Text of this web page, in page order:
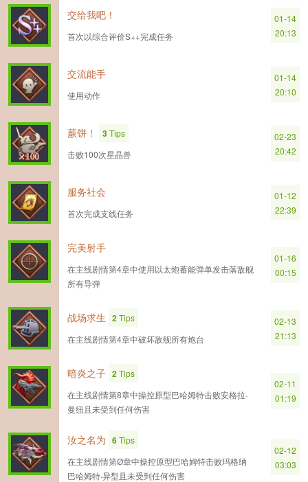
交给我吧！
首次以综合评价S++完成任务
01-14
20:13
交流能手
使用动作
01-14
20:10
蕨饼！ 3Tips
击败100次星晶兽
02-23
20:42
服务社会
首次完成支线任务
01-12
22:39
完美射手
在主线剧情第4章中使用以太炮蓄能弹单发击落敌舰
所有导弹
01-16
00:15
战场求生 2Tips
在主线剧情第4章中破坏敌舰所有炮台
02-13
21:13
暗炎之子 2Tips
在主线剧情第8章中操控原型巴哈姆特击败安格拉·
曼纽且未受到任何伤害
02-11
01:19
汝之名为 6Tips
在主线剧情第Ø章中操控原型巴哈姆特击败玛格纳
巴哈姆特·异型且未受到任何伤害
02-12
03:03